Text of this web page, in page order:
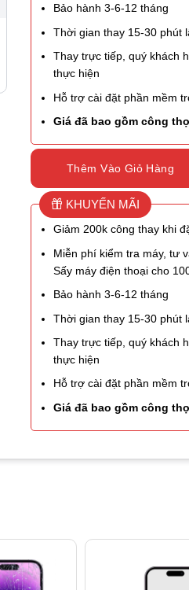
Bảo hành 3-6-12 tháng
Thời gian thay 15-30 phút
Thay trực tiếp, quý khách
thực hiện
Hỗ trợ cài đặt phần mềm
Giá đã bao gồm công
Thêm Vào Giỏ Hàng
KHUYẾN MÃI
Giảm 200k công thay khi
Miễn phí kiểm tra máy, tư
Sấy máy điện thoại cho
Bảo hành 3-6-12 tháng
Thời gian thay 15-30 phút
Thay trực tiếp, quý khách
thực hiện
Hỗ trợ cài đặt phần mềm
Giá đã bao gồm công